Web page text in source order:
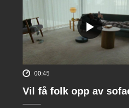
00:45
Vil få folk opp av